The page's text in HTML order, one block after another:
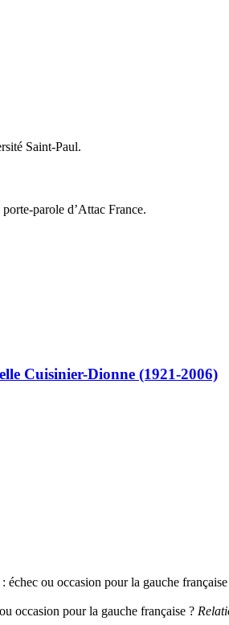
Saint-Paul.
parole d’Attac France.
Cuisinier-Dionne (1921-2006)
ou occasion pour la gauche
occasion pour la gauche française ?